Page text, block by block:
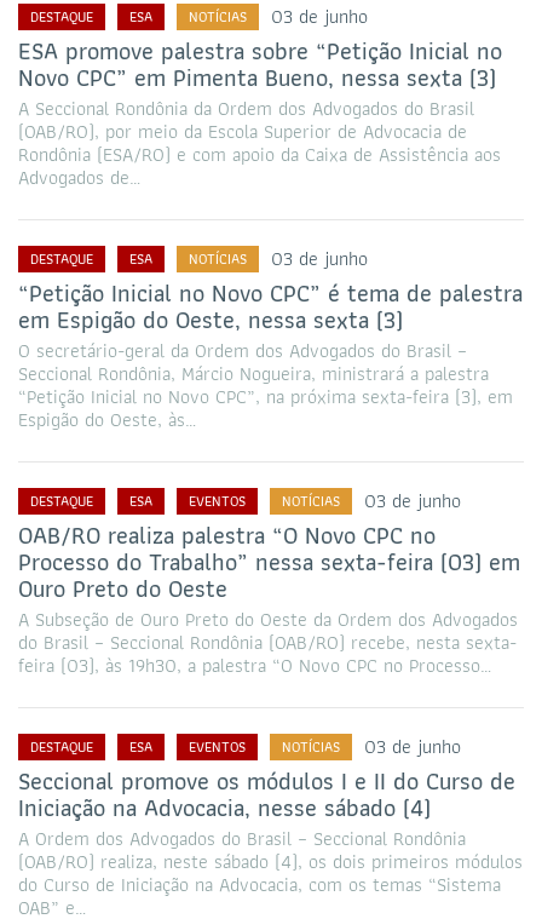
DESTAQUE ESA NOTÍCIAS 03 de junho
ESA promove palestra sobre “Petição Inicial no
Novo CPC” em Pimenta Bueno, nessa sexta (3)
A Seccional Rondônia da Ordem dos Advogados do Brasil
(OAB/RO), por meio da Escola Superior de Advocacia de
Rondônia (ESA/RO) e com apoio da Caixa de Assistência aos
Advogados de…
DESTAQUE ESA NOTÍCIAS 03 de junho
“Petição Inicial no Novo CPC” é tema de palestra
em Espigão do Oeste, nessa sexta (3)
O secretário-geral da Ordem dos Advogados do Brasil –
Seccional Rondônia, Márcio Nogueira, ministrará a palestra
“Petição Inicial no Novo CPC”, na próxima sexta-feira (3), em
Espigão do Oeste, às…
DESTAQUE ESA EVENTOS NOTÍCIAS 03 de junho
OAB/RO realiza palestra “O Novo CPC no
Processo do Trabalho” nessa sexta-feira (03) em
Ouro Preto do Oeste
A Subseção de Ouro Preto do Oeste da Ordem dos Advogados
do Brasil – Seccional Rondônia (OAB/RO) recebe, nesta sexta-
feira (03), às 19h30, a palestra “O Novo CPC no Processo…
DESTAQUE ESA EVENTOS NOTÍCIAS 03 de junho
Seccional promove os módulos I e II do Curso de
Iniciação na Advocacia, nesse sábado (4)
A Ordem dos Advogados do Brasil – Seccional Rondônia
(OAB/RO) realiza, neste sábado (4), os dois primeiros módulos
do Curso de Iniciação na Advocacia, com os temas “Sistema
OAB” e…